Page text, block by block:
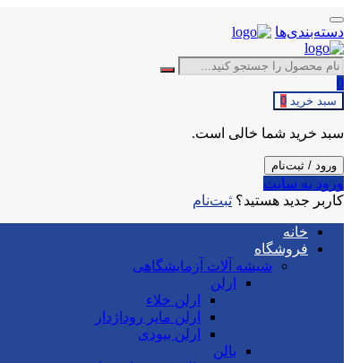
دسته‌بندی‌ها
0
سبد خرید 0
سبد خرید شما خالی است.
ورود / ثبت‌نام
ورود به سایت
کاربر جدید هستید؟ ثبت‌نام
خانه
فروشگاه
شیشه آلات آزمایشگاهی
ارلن
ارلن خلاء
ارلن مایر روداژدار
ارلن بیودی
بالن